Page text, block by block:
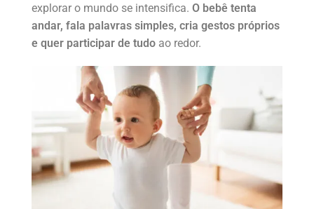
explorar o mundo se intensifica. O bebê tenta
andar, fala palavras simples, cria gestos próprios
e quer participar de tudo ao redor.